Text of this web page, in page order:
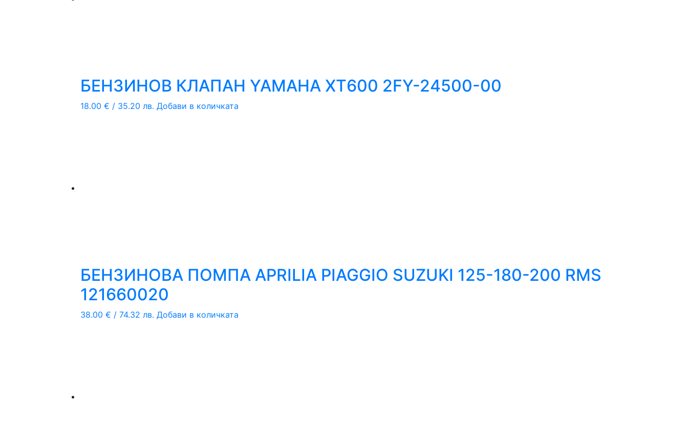
БЕНЗИНОВ КЛАПАН YAMAHA XT600 2FY-24500-00
18.00 € / 35.20 лв. Добави в количката
БЕНЗИНОВА ПОМПА APRILIA PIAGGIO SUZUKI 125-180-200 RMS
121660020
38.00 € / 74.32 лв. Добави в количката